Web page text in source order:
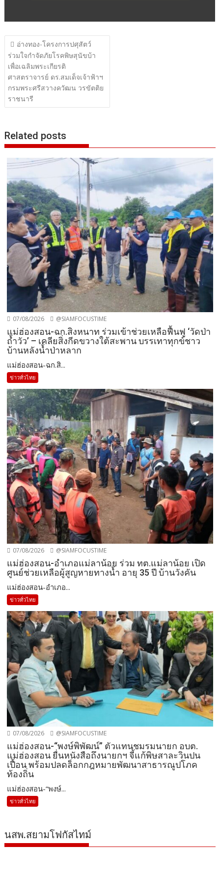
แนะแนว
เรื่อง
อ่างทอง-โครงการปศุสัตว์
ร่วมใจกำจัดภัยโรคพิษสุนัขบ้า
เพื่อเฉลิมพระเกียรติ
ศาสตราจารย์ ดร.สมเด็จเจ้าฟ้าฯ
กรมพระศรีสวางควัฒน วรขัตติย
ราชนารี
Related posts
07/08/2026 @SIAMFOCUSTIME
แม่ฮ่องสอน-ฉก.สิงหนาท ร่วมเข้าช่วยเหลือฟื้นฟู ‘วัดป่า
ถ้ำวัว’ – เคลียสิ่งกีดขวางใต้สะพาน บรรเทาทุกข์ชาว
บ้านหลังน้ำป่าหลาก
แม่ฮ่องสอน-ฉก.สิ...
ข่าวทั่วไทย
07/08/2026 @SIAMFOCUSTIME
แม่ฮ่องสอน-อำเภอแม่ลาน้อย ร่วม ทต.แม่ลาน้อย เปิด
ศูนย์ช่วยเหลือผู้สูญหายทางน้ำ อายุ 35 ปี บ้านวังคัน
แม่ฮ่องสอน-อำเภอ...
ข่าวทั่วไทย
07/08/2026 @SIAMFOCUSTIME
แม่ฮ่องสอน-“พงษ์พิพัฒน์” ตัวแทนชมรมนายก อบต.
แม่ฮ่องสอน ยื่นหนังสือถึงนายกฯ จี้แก้พิษสาละวินปน
เปื้อน พร้อมปลดล็อกกฎหมายพัฒนาสาธารณูปโภค
ท้องถิ่น
แม่ฮ่องสอน-“พงษ์...
ข่าวทั่วไทย
นสพ.สยามโฟกัสไทม์